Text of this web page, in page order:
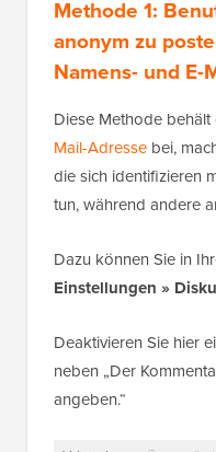
Methode 1:
anonym zu
Namens- und E-
Diese Methode
Mail-Adresse bei,
die sich identifizieren
tun, während andere
Dazu können Sie in
Einstellungen »
Deaktivieren Sie hier
neben „Der
angeben.“